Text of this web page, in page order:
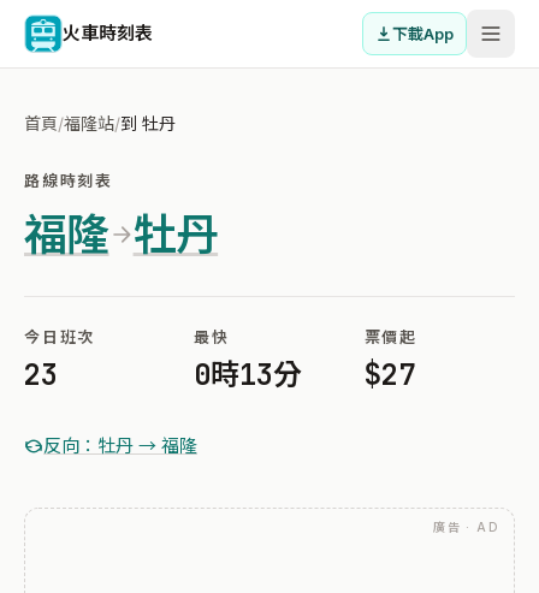
火車時刻表 下載App
首頁/福隆站/到 牡丹
路線時刻表
福隆 牡丹
今日班次
23
最快
0時13分
票價起
$27
反向：牡丹 → 福隆
廣告 · AD